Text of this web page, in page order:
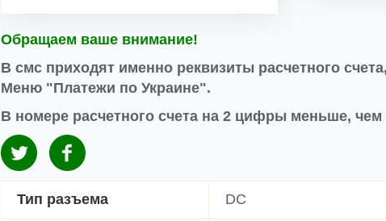
Обращаем ваше внимание!
В смс приходят именно реквизиты расчетного
Меню "Платежи по Украине".
В номере расчетного счета на 2 цифры меньше,
Тип разъема DC